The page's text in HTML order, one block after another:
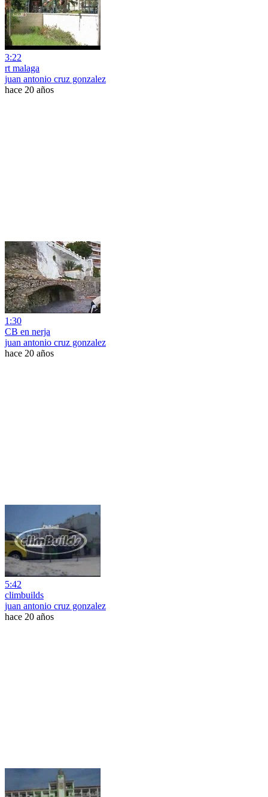
3:22
rt malaga
juan antonio cruz gonzalez
hace 20 años
1:30
CB en nerja
juan antonio cruz gonzalez
hace 20 años
5:42
climbuilds
juan antonio cruz gonzalez
hace 20 años